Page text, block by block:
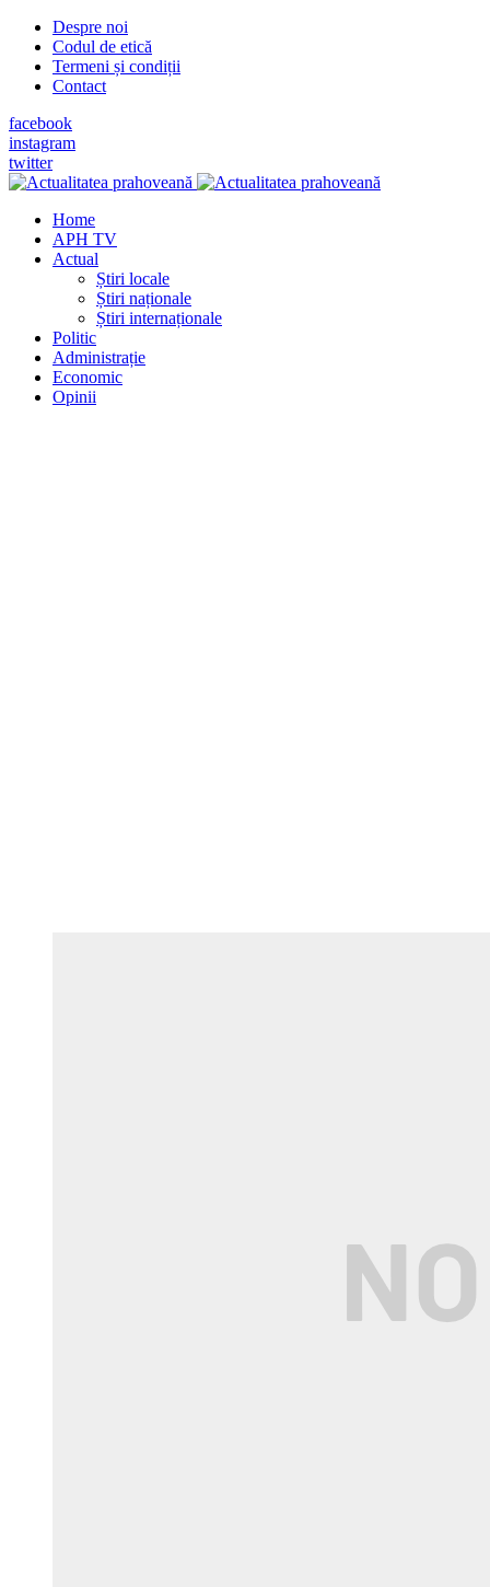
Despre noi
Codul de etică
Termeni și condiții
Contact
facebook
instagram
twitter
Home
APH TV
Actual
Știri locale
Știri naționale
Știri internaționale
Politic
Administrație
Economic
Opinii